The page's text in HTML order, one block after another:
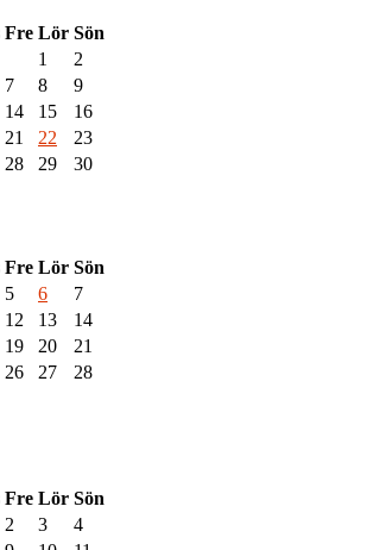
Fre Lör Sön
1
2
7 8
9
14 15
16
21 22
23
28 29 30
Fre Lör Sön
5 6
7
12 13
14
19 20
21
26 27
28
Fre Lör Sön
2 3
4